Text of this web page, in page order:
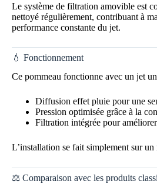
Le système de filtration amovible est
nettoyé régulièrement, contribuant à
performance constante du jet.
💧 Fonctionnement
Ce pommeau fonctionne avec un jet
Diffusion effet pluie pour une
Pression optimisée grâce à la
Filtration intégrée pour
L’installation se fait simplement sur un
⚖️ Comparaison avec les produits